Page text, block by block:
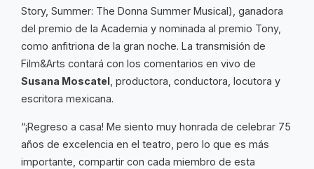
Story, Summer: The Donna Summer Musical), ganadora
del premio de la Academia y nominada al premio Tony,
como anfitriona de la gran noche. La transmisión de
Film&Arts contará con los comentarios en vivo de
Susana Moscatel , productora, conductora, locutora y
escritora mexicana.
“¡Regreso a casa! Me siento muy honrada de celebrar 75
años de excelencia en el teatro, pero lo que es más
importante, compartir con cada miembro de esta